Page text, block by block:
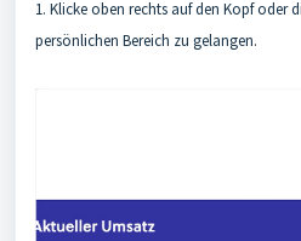
1. Klicke oben rechts auf den Kopf oder
persönlichen Bereich zu gelangen.